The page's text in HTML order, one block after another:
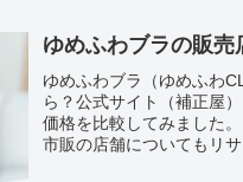
ゆめふわブラの販売
ゆめふわブラ（ゆめふわ
ら？公式サイト（補正屋
価格を比較してみました
市販の店舗についてもリ